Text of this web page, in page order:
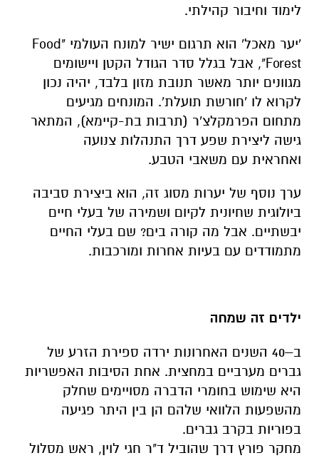
לימוד וחיבור קהילתי.
​'יער מאכל' הוא תרגום ישיר למונח העולמי "Food
Forest", אבל בגלל סדר הגודל הקטן ויישומים
מגוונים יותר מאשר תנובת מזון בלבד, יהיה נכון
לקרוא לו 'חורשת תועלת'. המונחים מגיעים
מתחום הפרמקלצ'ר (תרבות בת-קיימא), המתאר
גישה ליצירת שפע דרך התנהלות צנועה
ואחראית עם משאבי הטבע.
ערך נוסף של יערות מסוג זה, הוא ביצירת סביבה
ביולוגית שחיונית לקיום ושמירה של בעלי חיים
יבשתיים. אבל מה קורה בים? שם בעלי החיים
מתמודדים עם בעיות אחרות ומורכבות.
ילדים זה שמחה
ב–40 השנים האחרונות ירדה ספירת הזרע של
גברים מערביים במחצית. אחת הסיבות האפשריות
היא שימוש בחומרי הדברה מסויימים שחלק
מהשפעות הלוואי שלהם הן בין היתר פגיעה
בפוריות בקרב גברים.
מחקר פורץ דרך שהוביל ד"ר חגי לוין, ראש מסלול